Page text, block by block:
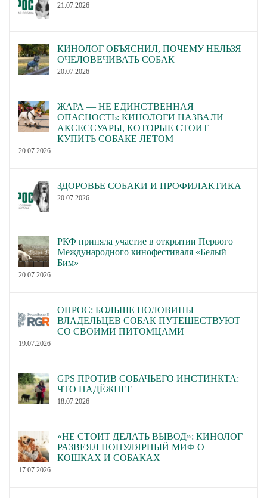
21.07.2026
КИНОЛОГ ОБЪЯСНИЛ, ПОЧЕМУ НЕЛЬЗЯ
ОЧЕЛОВЕЧИВАТЬ СОБАК
20.07.2026
ЖАРА — НЕ ЕДИНСТВЕННАЯ
ОПАСНОСТЬ: КИНОЛОГИ НАЗВАЛИ
АКСЕССУАРЫ, КОТОРЫЕ СТОИТ
КУПИТЬ СОБАКЕ ЛЕТОМ
20.07.2026
ЗДОРОВЬЕ СОБАКИ И ПРОФИЛАКТИКА
20.07.2026
РКФ приняла участие в открытии Первого
Международного кинофестиваля «Белый
Бим»
20.07.2026
ОПРОС: БОЛЬШЕ ПОЛОВИНЫ
ВЛАДЕЛЬЦЕВ СОБАК ПУТЕШЕСТВУЮТ
СО СВОИМИ ПИТОМЦАМИ
19.07.2026
GPS ПРОТИВ СОБАЧЬЕГО ИНСТИНКТА:
ЧТО НАДЁЖНЕЕ
18.07.2026
«НЕ СТОИТ ДЕЛАТЬ ВЫВОД»: КИНОЛОГ
РАЗВЕЯЛ ПОПУЛЯРНЫЙ МИФ О
КОШКАХ И СОБАКАХ
17.07.2026